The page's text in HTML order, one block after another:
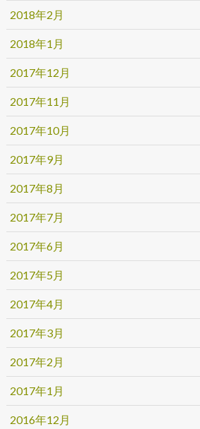
2018年2月
2018年1月
2017年12月
2017年11月
2017年10月
2017年9月
2017年8月
2017年7月
2017年6月
2017年5月
2017年4月
2017年3月
2017年2月
2017年1月
2016年12月